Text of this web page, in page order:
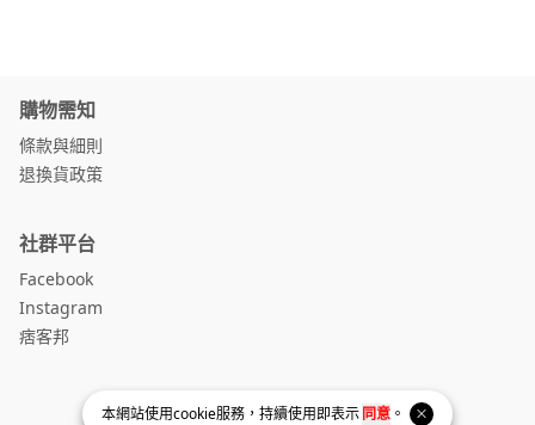
本網站使用cookie服務，持續使用即表示同意 。
購物需知
條款與細則
退換貨政策
社群平台
Facebook
Instagram
痞客邦